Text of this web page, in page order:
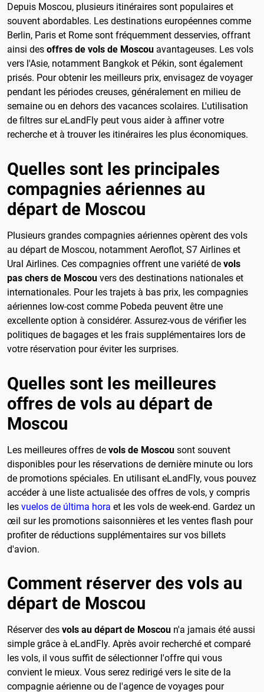
Depuis Moscou, plusieurs itinéraires sont populaires et
souvent abordables. Les destinations européennes comme
Berlin, Paris et Rome sont fréquemment desservies, offrant
ainsi des offres de vols de Moscou avantageuses. Les vols
vers l'Asie, notamment Bangkok et Pékin, sont également
prisés. Pour obtenir les meilleurs prix, envisagez de voyager
pendant les périodes creuses, généralement en milieu de
semaine ou en dehors des vacances scolaires. L'utilisation
de filtres sur eLandFly peut vous aider à affiner votre
recherche et à trouver les itinéraires les plus économiques.
Quelles sont les principales
compagnies aériennes au
départ de Moscou
Plusieurs grandes compagnies aériennes opèrent des vols
au départ de Moscou, notamment Aeroflot, S7 Airlines et
Ural Airlines. Ces compagnies offrent une variété de vols
pas chers de Moscou vers des destinations nationales et
internationales. Pour les trajets à bas prix, les compagnies
aériennes low-cost comme Pobeda peuvent être une
excellente option à considérer. Assurez-vous de vérifier les
politiques de bagages et les frais supplémentaires lors de
votre réservation pour éviter les surprises.
Quelles sont les meilleures
offres de vols au départ de
Moscou
Les meilleures offres de vols de Moscou sont souvent
disponibles pour les réservations de dernière minute ou lors
de promotions spéciales. En utilisant eLandFly, vous pouvez
accéder à une liste actualisée des offres de vols, y compris
les vuelos de última hora et les vols de week-end. Gardez un
œil sur les promotions saisonnières et les ventes flash pour
profiter de réductions supplémentaires sur vos billets
d'avion.
Comment réserver des vols au
départ de Moscou
Réserver des vols au départ de Moscou n'a jamais été aussi
simple grâce à eLandFly. Après avoir recherché et comparé
les vols, il vous suffit de sélectionner l'offre qui vous
convient le mieux. Vous serez redirigé vers le site de la
compagnie aérienne ou de l'agence de voyages pour